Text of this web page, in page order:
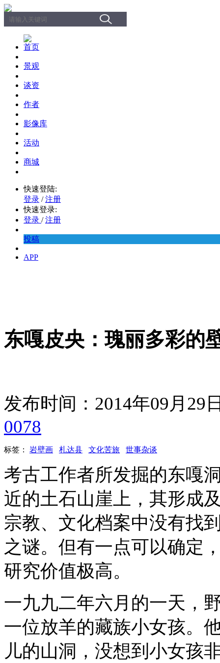
首页
景观
谈资
作者
影像库
活动
商城
快速登陆:
登录 / 注册
快速登录:
登录 / 注册
投稿
APP
东嘎皮央：瑰丽多彩的
发布时间：2014年09月29
0078
标签： 岩壁画 札达县 文化苦旅 世事杂谈
考古工作者所发掘的东嘎
近的土石山崖上，其形成
宗教、文化档案中没有找
之谜。但有一点可以确定
研究价值极高。
一九九二年六月的一天，
一位放羊的藏族小女孩。
儿的山洞，没想到小女孩